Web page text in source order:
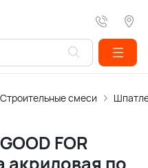
Строительные смеси
FOR